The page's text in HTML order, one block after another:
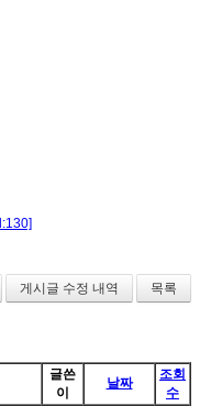
게시글 수정 내역 목록
글쓴
이
날짜
조회
수